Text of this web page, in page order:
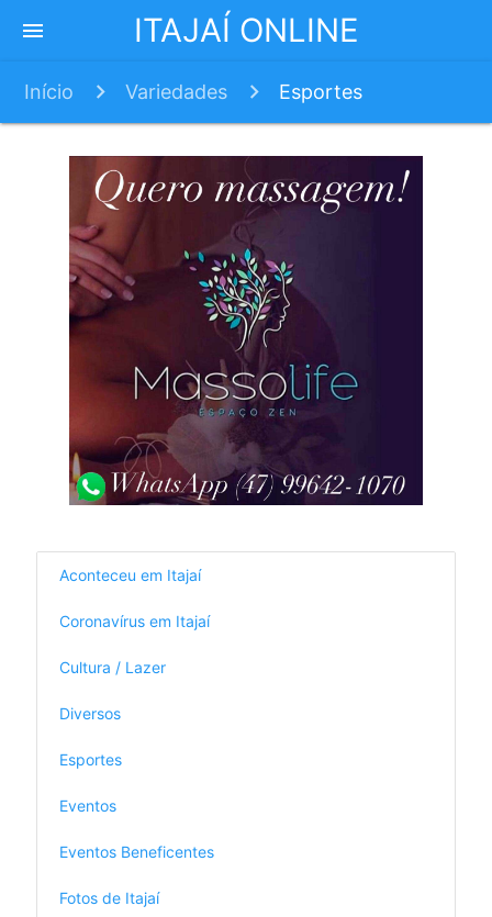
ITAJAÍ ONLINE
menu
Início Variedades Esportes
Aconteceu em Itajaí
Coronavírus em Itajaí
Cultura / Lazer
Diversos
Esportes
Eventos
Eventos Beneficentes
Fotos de Itajaí